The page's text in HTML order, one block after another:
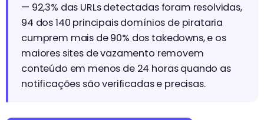
— 92,3% das URLs detectadas foram resolvidas,
94 dos 140 principais domínios de pirataria
cumprem mais de 90% dos takedowns, e os
maiores sites de vazamento removem
conteúdo em menos de 24 horas quando as
notificações são verificadas e precisas.